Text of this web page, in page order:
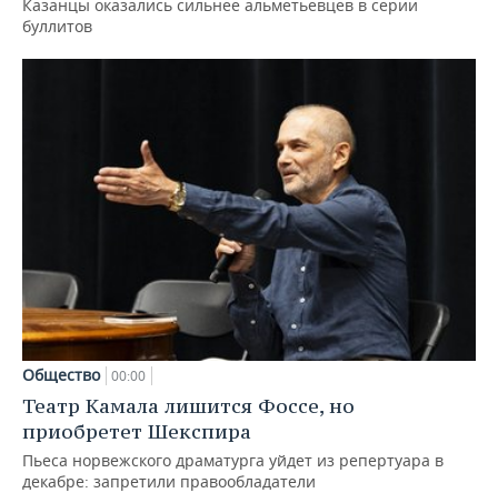
Казанцы оказались сильнее альметьевцев в серии
буллитов
Общество 00:00
Театр Камала лишится Фоссе, но
приобретет Шекспира
Пьеса норвежского драматурга уйдет из репертуара в
декабре: запретили правообладатели